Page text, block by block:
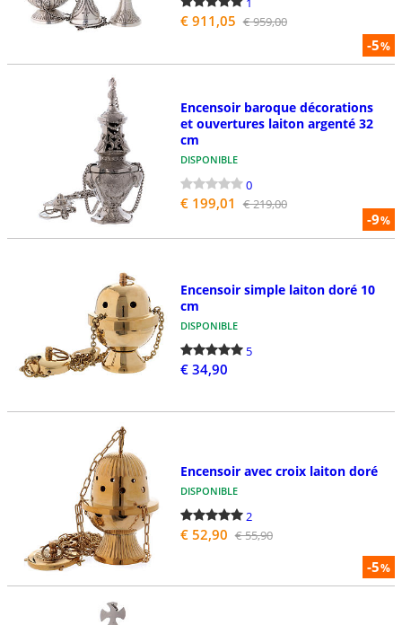
-5%
€ 911,05 € 959,00
-9%
Encensoir baroque décorations
et ouvertures laiton argenté 32
cm
DISPONIBLE
0
€ 199,01 € 219,00
Encensoir simple laiton doré 10
cm
DISPONIBLE
5
€ 34,90
-5%
Encensoir avec croix laiton doré
DISPONIBLE
2
€ 52,90 € 55,90